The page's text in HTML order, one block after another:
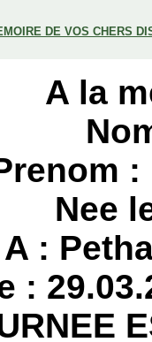
DE VOS CHERS
A la
:
Nee
A :
: